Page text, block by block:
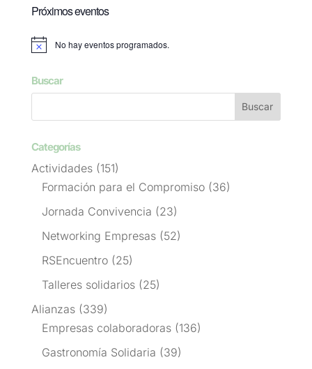
Próximos eventos
Aviso No hay eventos programados.
Buscar
Categorías
Actividades(151)
Formación para el Compromiso(36)
Jornada Convivencia (23)
Networking Empresas(52)
RSEncuentro(25)
Talleres solidarios(25)
Alianzas(339)
Empresas colaboradoras(136)
Gastronomía Solidaria (39)